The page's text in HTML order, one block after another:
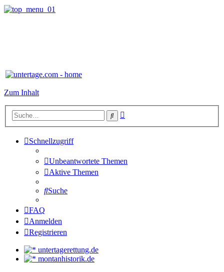
Zum Inhalt
Suche
Schnellzugriff
Unbeantwortete Themen
Aktive Themen
Suche
FAQ
Anmelden
Registrieren
untertagerettung.de
montanhistorik.de